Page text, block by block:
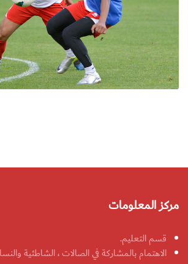
مركز المعلومات
قسم التعليم.
الاهتمام بالمشاركة في الصالات ، الشاطئية